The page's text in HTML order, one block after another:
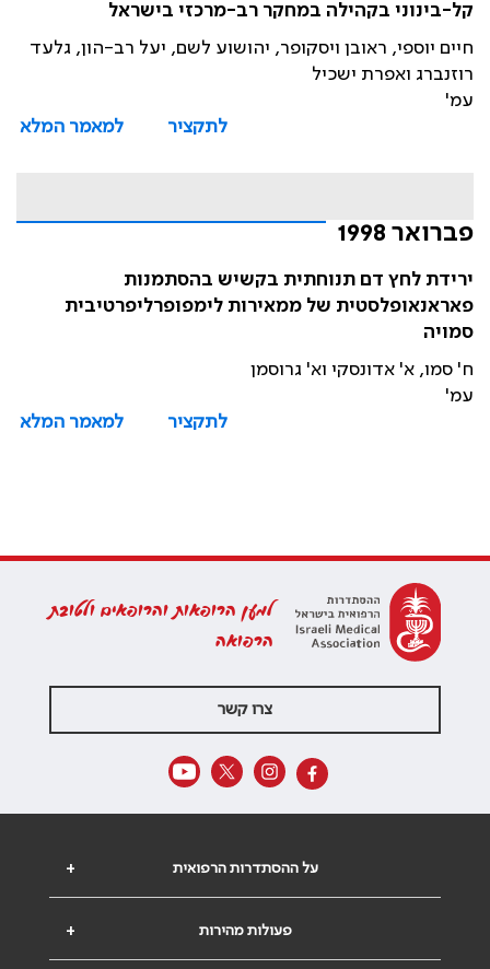
קל-בינוני בקהילה במחקר רב-מרכזי בישראל
חיים יוספי, ראובן ויסקופר, יהושוע לשם, יעל רב-הון, גלעד
רוזנברג ואפרת ישכיל
עמ'
לתקציר
למאמר המלא
פברואר 1998
ירידת לחץ דם תנוחתית בקשיש בהסתמנות
פאראנאופלסטית של ממאירות לימפופרליפרטיבית
סמויה
ח' סמו, א' אדונסקי וא' גרוסמן
עמ'
לתקציר
למאמר המלא
למען הרופאות והרופאים ולטובת
הרפואה
צרו קשר
+ על ההסתדרות הרפואית
+ פעולות מהירות